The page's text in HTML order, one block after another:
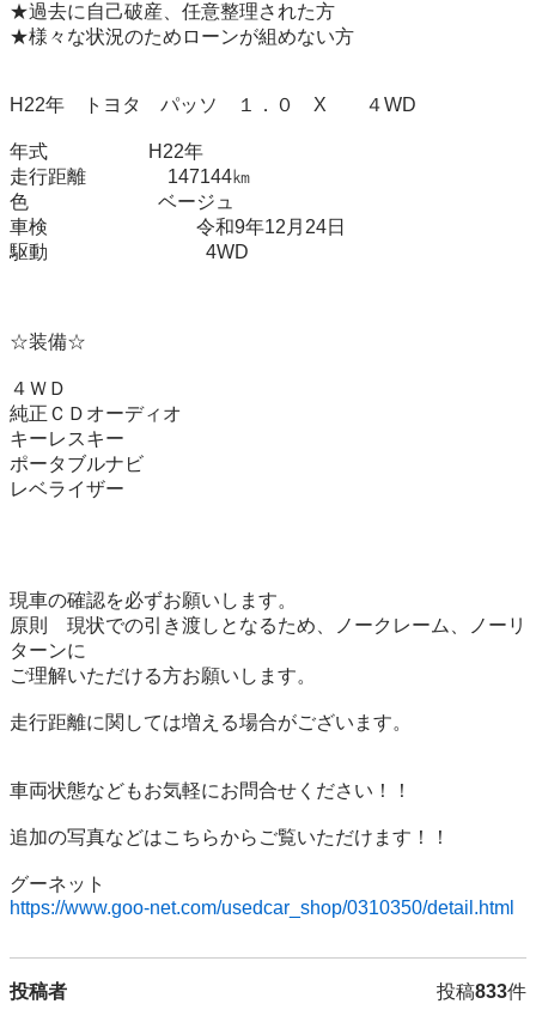
★過去に自己破産、任意整理された方
★様々な状況のためローンが組めない方
H22年　トヨタ　パッソ　１．０　X　　４WD
年式　　             H22年
走行距離　　         147144㎞
色　　　　           ベージュ
車検　　　 　　　　  令和9年12月24日
駆動　　　　 　　　　4WD
☆装備☆
４ＷＤ
純正ＣＤオーディオ
キーレスキー
ポータブルナビ
レベライザー
現車の確認を必ずお願いします。
原則　現状での引き渡しとなるため、ノークレーム、ノーリ
ターンに
ご理解いただける方お願いします。
走行距離に関しては増える場合がございます。
車両状態などもお気軽にお問合せください！！
追加の写真などはこちらからご覧いただけます！！
https://www.goo-net.com/usedcar_shop/0310350/detail.html
投稿者 投稿833件